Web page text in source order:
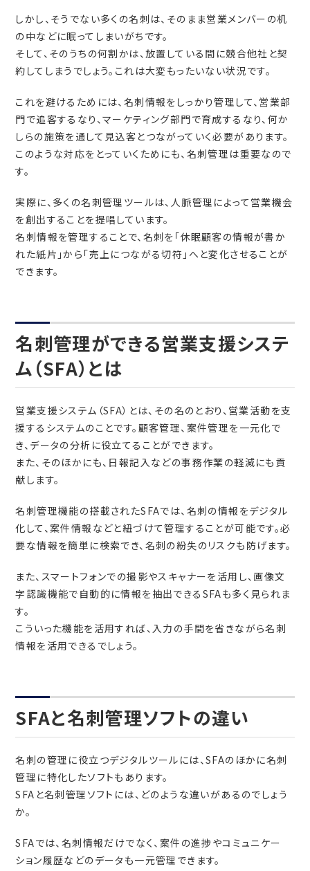
しかし、そうでない多くの名刺は、そのまま営業メンバーの机
の中などに眠ってしまいがちです。
そして、そのうちの何割かは、放置している間に競合他社と契
約してしまうでしょう。これは大変もったいない状況です。
これを避けるためには、名刺情報をしっかり管理して、営業部
門で追客するなり、マーケティング部門で育成するなり、何か
しらの施策を通して見込客とつながっていく必要があります。
このような対応をとっていくためにも、名刺管理は重要なので
す。
実際に、多くの名刺管理ツールは、人脈管理によって営業機会
を創出することを提唱しています。
名刺情報を管理することで、名刺を「休眠顧客の情報が書か
れた紙片」から「売上につながる切符」へと変化させることが
できます。
名刺管理ができる営業支援システ
ム（SFA）とは
営業支援システム（SFA）とは、その名のとおり、営業活動を支
援するシステムのことです。顧客管理、案件管理を一元化で
き、データの分析に役立てることができます。
また、そのほかにも、日報記入などの事務作業の軽減にも貢
献します。
名刺管理機能の搭載されたSFAでは、名刺の情報をデジタル
化して、案件情報などと紐づけて管理することが可能です。必
要な情報を簡単に検索でき、名刺の紛失のリスクも防げます。
また、スマートフォンでの撮影やスキャナーを活用し、画像文
字認識機能で自動的に情報を抽出できるSFAも多く見られま
す。
こういった機能を活用すれば、入力の手間を省きながら名刺
情報を活用できるでしょう。
SFAと名刺管理ソフトの違い
名刺の管理に役立つデジタルツールには、SFAのほかに名刺
管理に特化したソフトもあります。
SFAと名刺管理ソフトには、どのような違いがあるのでしょう
か。
SFAでは、名刺情報だけでなく、案件の進捗やコミュニケー
ション履歴などのデータも一元管理できます。